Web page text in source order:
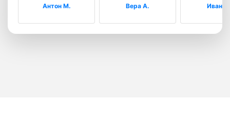
Антон М. Вера А. Иван И.